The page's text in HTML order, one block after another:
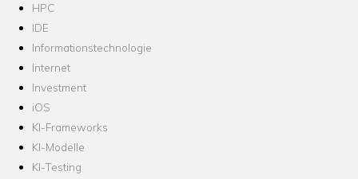
HPC
IDE
Informationstechnologie
Internet
Investment
iOS
KI-Frameworks
KI-Modelle
KI-Testing